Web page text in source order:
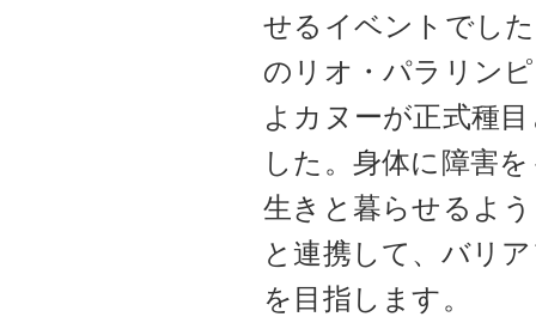
せるイベントでし
のリオ・パラリン
よカヌーが正式種
した。身体に障害
生きと暮らせるよ
と連携して、バリ
を目指します。